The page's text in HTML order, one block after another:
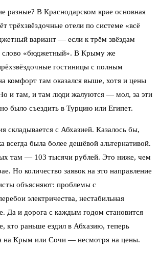
разные? В Краснодарском крае основная
трёхзвёздочные отели по системе «всё
вариант — если к трём звёздам
«бюджетный». В Крыму же
гостиницы с полным
комфорт там оказался выше, хотя и цены
и там, и там люди жалуются — мол, за эти
было съездить в Турцию или Египет.
складывается с Абхазией. Казалось бы,
всегда была более дешёвой альтернативой.
там — 103 тысячи рублей. Это ниже, чем
Но количество заявок на это направление
объясняют: проблемы с
электричества, нестабильная
Да и дорога с каждым годом становится
кто раньше ездил в Абхазию, теперь
на Крым или Сочи — несмотря на цены.